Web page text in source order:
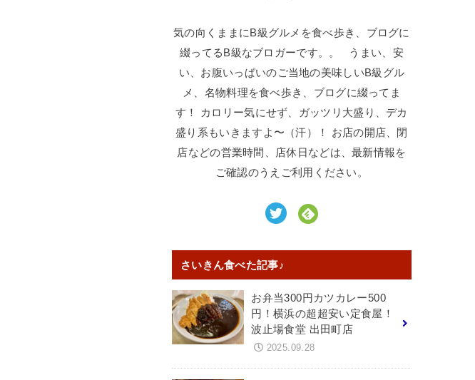
気の向くままにB級グルメを食べ歩き、ブログに
綴ってるB級なブロガーです。。 うまい、安
い、お腹いっぱいのご当地の美味しいB級グル
メ、名物料理を食べ歩き、ブログに綴ってま
す！ カロリー気にせず、ガッツリ大盛り、デカ
盛り系もいきますよ〜（汗）！ お店の開店、閉
店などの営業時間、店休日などは、最新情報を
ご確認のうえご利用ください。
さいきん食べた記事♪
お弁当300円カツカレー500
円！横浜の超超安い定食屋！
波止場食堂 出田町店
2025.09.28